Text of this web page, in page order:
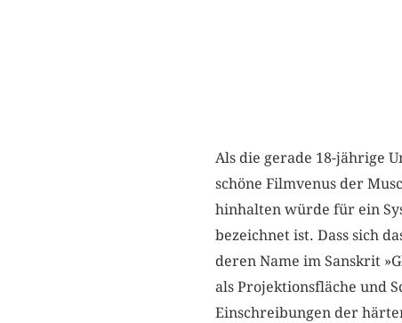
Als die gerade 18-jährige
schöne Filmvenus der
hinhalten würde für ein
bezeichnet ist. Dass sich
deren Name im Sanskrit
als Projektionsfläche und
Einschreibungen der